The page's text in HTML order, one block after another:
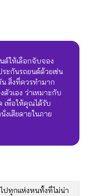
ต์ให้เลือกจับจอง
ะกันรถยนต์ด้วยเช่น
สิ่งที่ควรทำมาก
วเอง ว่าเหมาะกับ
เพื่อให้คุณได้รับ
งเสียดายในภาย
ปทุกแห่งหนทั้งที่ไม่น่า